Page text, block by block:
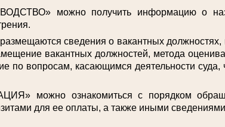
можно получить информацию о
сведения о вакантных
вакантных должностей, метода
по вопросам, касающимся деятельности суда,
можно ознакомиться с порядком
для ее оплаты, а также иными